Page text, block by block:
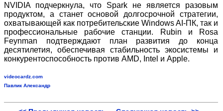
NVIDIA подчеркнула, что Spark не является разовым
продуктом, а станет основой долгосрочной стратегии,
охватывающей как потребительские Windows AI‑ПК, так и
профессиональные рабочие станции. Rubin и Rosa
Feynman подтверждают план развития до конца
десятилетия, обеспечивая стабильность экосистемы и
конкурентоспособность против AMD, Intel и Apple.
videocardz.com
Павлик Александр